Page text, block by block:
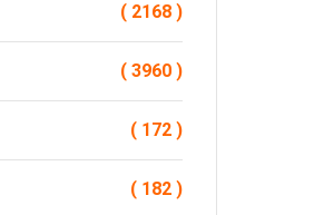
( 2168 )
( 3960 )
( 172 )
( 182 )